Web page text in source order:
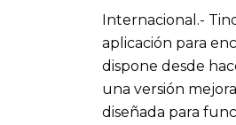
Internacional.-
aplicación para
dispone desde
una versión
diseñada para